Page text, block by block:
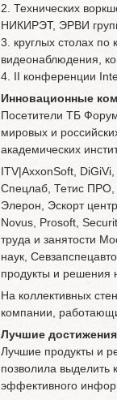
2. Технических
НИКИРЭТ, ЭРВИ
3. круглых столах
видеонаблюдения,
4. II конференции
Инновационные
Посетители ТБ
мировых и
академических
ITV|AxxonSoft,
Спецлаб, Тетис ПРО,
Элерон, Эскорт
Novus, Prosoft,
труда и занятости
наук,
продукты и решения
На коллективных
компании,
Лучшие достижения
Лучшие продукты и
позволила
эффективного